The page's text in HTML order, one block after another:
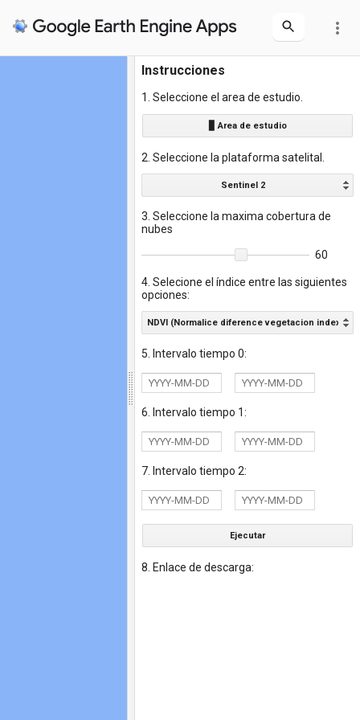
more_vert
Instrucciones
1. Seleccione el area de estudio.
▊ Area de estudio
2. Seleccione la plataforma satelital.
Sentinel 2
3. Seleccione la maxima cobertura de
nubes
60
4. Selecione el índice entre las siguientes
opciones:
NDVI (Normalice diference vegetacion index)
5. Intervalo tiempo 0:
6. Intervalo tiempo 1:
7. Intervalo tiempo 2:
Ejecutar
8. Enlace de descarga: